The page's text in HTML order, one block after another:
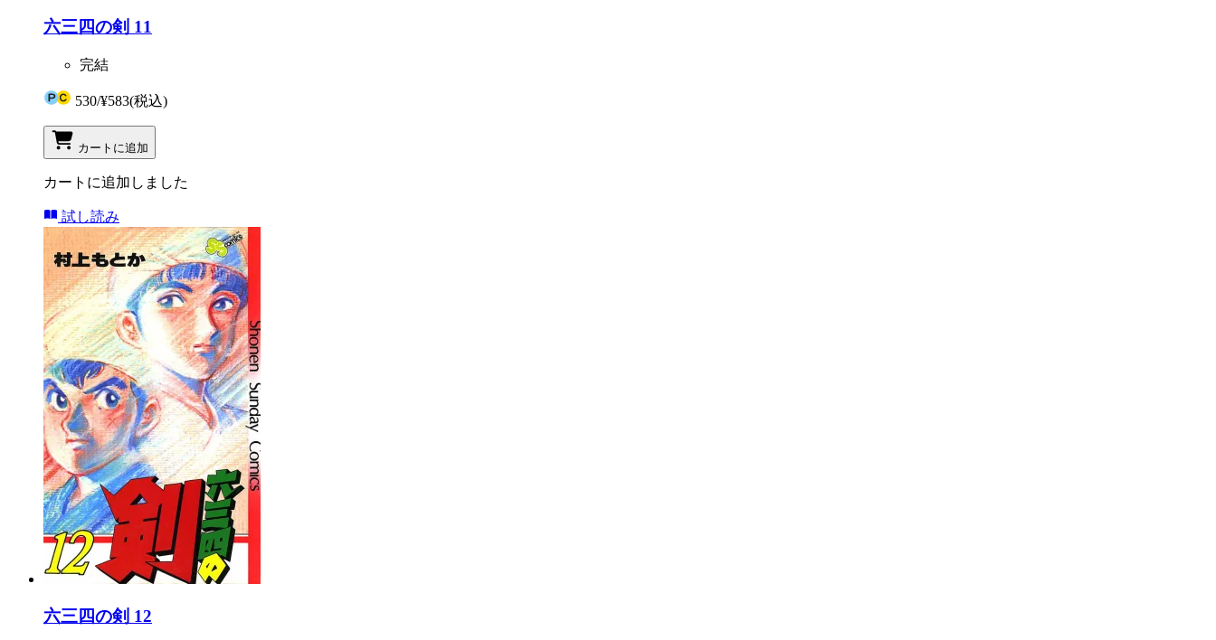
六三四の剣 11
完結
530/¥583(税込)
カートに追加
カートに追加しました
試し読み
六三四の剣 12